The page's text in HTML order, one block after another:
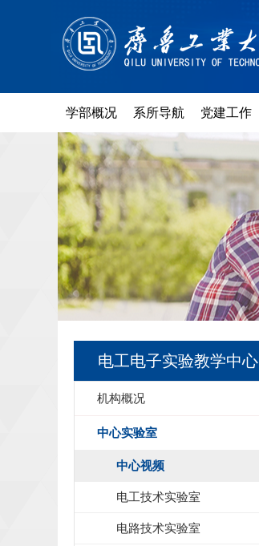
学部概况 系所导航 党建工作
电工电子实验教学中心
机构概况
中心实验室
中心视频
电工技术实验室
电路技术实验室